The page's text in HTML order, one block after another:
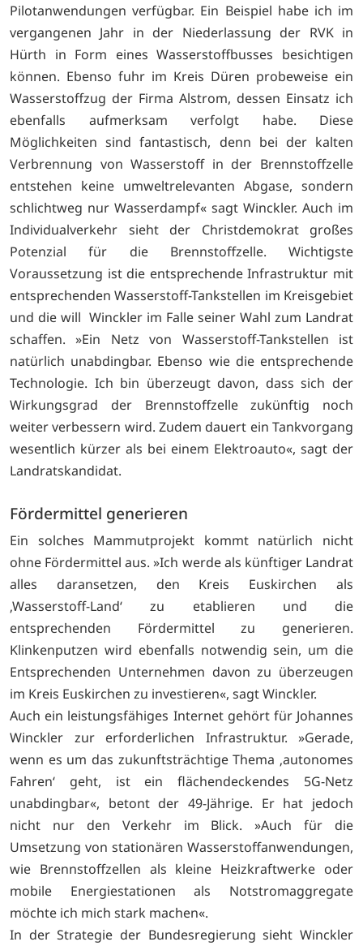
Pilotanwendungen verfügbar. Ein Beispiel habe ich im
vergangenen Jahr in der Niederlassung der RVK in
Hürth in Form eines Wasserstoffbusses besichtigen
können. Ebenso fuhr im Kreis Düren probeweise ein
Wasserstoffzug der Firma Alstrom, dessen Einsatz ich
ebenfalls aufmerksam verfolgt habe. Diese
Möglichkeiten sind fantastisch, denn bei der kalten
Verbrennung von Wasserstoff in der Brennstoffzelle
entstehen keine umweltrelevanten Abgase, sondern
schlichtweg nur Wasserdampf« sagt Winckler. Auch im
Individualverkehr sieht der Christdemokrat großes
Potenzial für die Brennstoffzelle. Wichtigste
Voraussetzung ist die entsprechende Infrastruktur mit
entsprechenden Wasserstoff-Tankstellen im Kreisgebiet
und die will Winckler im Falle seiner Wahl zum Landrat
schaffen. »Ein Netz von Wasserstoff-Tankstellen ist
natürlich unabdingbar. Ebenso wie die entsprechende
Technologie. Ich bin überzeugt davon, dass sich der
Wirkungsgrad der Brennstoffzelle zukünftig noch
weiter verbessern wird. Zudem dauert ein Tankvorgang
wesentlich kürzer als bei einem Elektroauto«, sagt der
Landratskandidat.
Fördermittel generieren
Ein solches Mammutprojekt kommt natürlich nicht
ohne Fördermittel aus. »Ich werde als künftiger Landrat
alles daransetzen, den Kreis Euskirchen als
‚Wasserstoff-Land‘ zu etablieren und die
entsprechenden Fördermittel zu generieren.
Klinkenputzen wird ebenfalls notwendig sein, um die
Entsprechenden Unternehmen davon zu überzeugen
im Kreis Euskirchen zu investieren«, sagt Winckler.
Auch ein leistungsfähiges Internet gehört für Johannes
Winckler zur erforderlichen Infrastruktur. »Gerade,
wenn es um das zukunftsträchtige Thema ‚autonomes
Fahren‘ geht, ist ein flächendeckendes 5G-Netz
unabdingbar«, betont der 49-Jährige. Er hat jedoch
nicht nur den Verkehr im Blick. »Auch für die
Umsetzung von stationären Wasserstoffanwendungen,
wie Brennstoffzellen als kleine Heizkraftwerke oder
mobile Energiestationen als Notstromaggregate
möchte ich mich stark machen«.
In der Strategie der Bundesregierung sieht Winckler